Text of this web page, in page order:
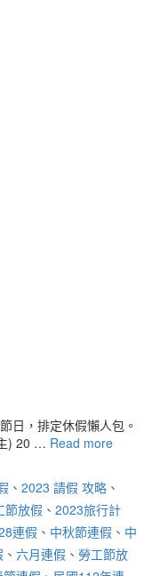
日，排定休假懶人包。
) 20 … Read more
、2023 請假 攻略 、
節放假 、 2023旅行計
連假 、 中秋節連假 、 中
、 六月連假 、 勞工節放